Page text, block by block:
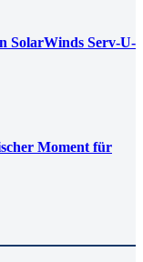
SolarWinds Serv-U-
Moment für